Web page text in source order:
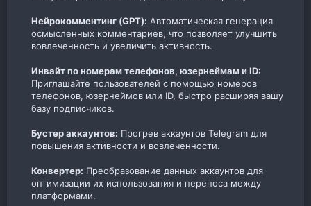
Нейрокомментинг (GPT): Автоматическая генерация
осмысленных комментариев, что позволяет улучшить
вовлеченность и увеличить активность.​
Инвайт по номерам телефонов, юзернеймам и ID:
Приглашайте пользователей с помощью номеров
телефонов, юзернеймов или ID, быстро расширяя вашу
базу подписчиков.​
Бустер аккаунтов: Прогрев аккаунтов Telegram для
повышения активности и вовлеченности.​
Конвертер: Преобразование данных аккаунтов для
оптимизации их использования и переноса между
платформами.​